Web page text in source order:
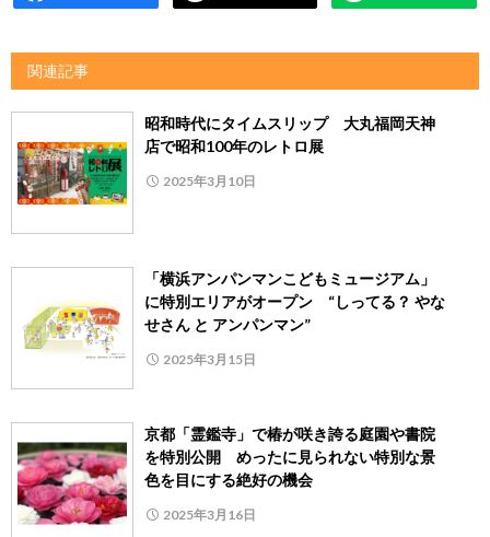
関連記事
昭和時代にタイムスリップ 大丸福岡天神
店で昭和100年のレトロ展
2025年3月10日
「横浜アンパンマンこどもミュージアム」
に特別エリアがオープン “しってる？ やな
せさん と アンパンマン”
2025年3月15日
京都「霊鑑寺」で椿が咲き誇る庭園や書院
を特別公開 めったに見られない特別な景
色を目にする絶好の機会
2025年3月16日